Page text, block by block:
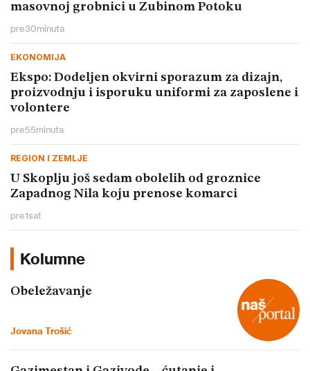
masovnoj grobnici u Zubinom Potoku
pre30minuta
EKONOMIJA
Ekspo: Dodeljen okvirni sporazum za dizajn,
proizvodnju i isporuku uniformi za zaposlene i
volontere
pre55minuta
REGION I ZEMLJE
U Skoplju još sedam obolelih od groznice
Zapadnog Nila koju prenose komarci
pre1sat
Kolumne
Obeležavanje
Jovana Trošić